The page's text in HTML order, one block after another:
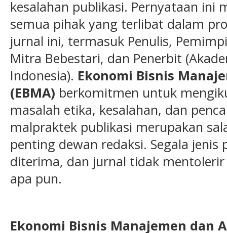
kesalahan publikasi. Pernyataan ini
semua pihak yang terlibat dalam
jurnal ini, termasuk Penulis,
Mitra Bebestari, dan Penerbit
Indonesia). Ekonomi Bisnis
(EBMA) berkomitmen untuk
masalah etika, kesalahan, dan
malpraktek publikasi merupakan
penting dewan redaksi. Segala
diterima, dan jurnal tidak
apa pun.
Ekonomi Bisnis Manajemen dan